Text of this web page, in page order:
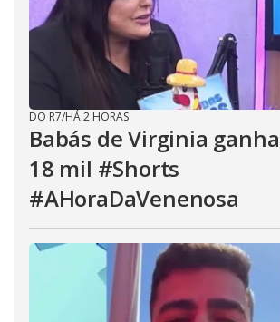
DO R7/HÁ 2 HORAS
Babás de Virginia
18 mil #Shorts
#AHoraDaVenenosa